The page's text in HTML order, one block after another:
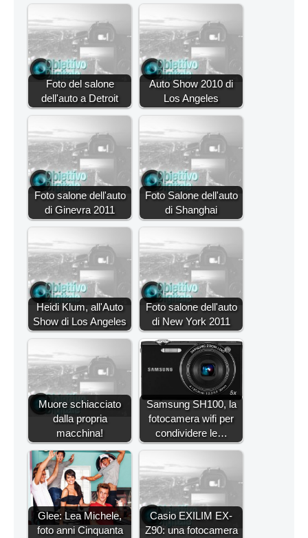
Foto del salone
dell'auto a Detroit
Auto Show 2010 di
Los Angeles
Foto salone dell'auto
di Ginevra 2011
Foto Salone dell'auto
di Shanghai
Heidi Klum, all'Auto
Show di Los Angeles
Foto salone dell'auto
di New York 2011
Muore schiacciato
dalla propria
macchina!
Samsung SH100, la
fotocamera wifi per
condividere le…
Glee: Lea Michele,
foto anni Cinquanta
Casio EXILIM EX-
Z90: una fotocamera